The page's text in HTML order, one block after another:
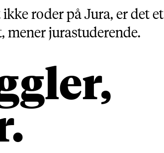
roder på Jura, er det et
mener jurastuderende.